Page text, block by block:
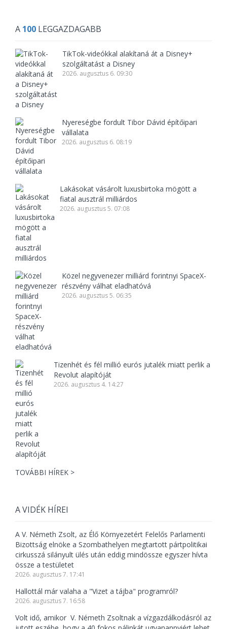
A 100 LEGGAZDAGABB
TikTok-videókkal alakítaná át a Disney+
szolgáltatást a Disney
2026. augusztus 6. 09:30
Nyereségbe fordult Tibor Dávid építőipari
vállalata
2026. augusztus 6. 08:19
Lakásokat vásárolt luxusbirtoka mögött a
fiatal ausztrál milliárdos
2026. augusztus 5. 07:08
Közel negyvenezer milliárd forintnyi SpaceX-
részvény válhat eladhatóvá
2026. augusztus 5. 06:35
Tizenhét és fél millió eurós jutalék miatt perlik a
Revolut alapítóját
2026. augusztus 4. 14:27
TOVÁBBI HÍREK >
A VIDÉK HÍREI
A V. Németh Zsolt, az Élő Környezetért Felelős Parlamenti
Bizottság elnöke a Szombathelyen megtartott pártpolitikai
cirkusszá silányult ülés után eddig mindössze egyszer hívta
össze a testületet
2026. augusztus 7. 17:41
Hallottál már valaha a "Vizet a tájba" programról?
2026. augusztus 7. 16:58
Volt idő, amikor V. Németh Zsoltnak a vízgazdálkodásról az